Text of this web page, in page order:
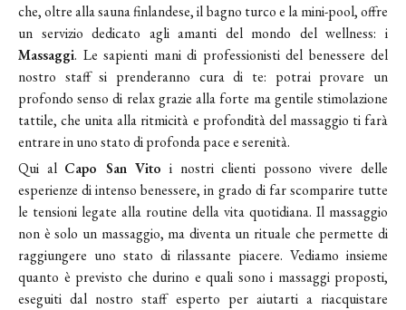
che, oltre alla sauna finlandese, il bagno turco e la mini-pool, offre
un servizio dedicato agli amanti del mondo del wellness: i
Massaggi. Le sapienti mani di professionisti del benessere del
nostro staff si prenderanno cura di te: potrai provare un
profondo senso di relax grazie alla forte ma gentile stimolazione
tattile, che unita alla ritmicità e profondità del massaggio ti farà
entrare in uno stato di profonda pace e serenità.
Qui al Capo San Vito i nostri clienti possono vivere delle
esperienze di intenso benessere, in grado di far scomparire tutte
le tensioni legate alla routine della vita quotidiana. Il massaggio
non è solo un massaggio, ma diventa un rituale che permette di
raggiungere uno stato di rilassante piacere. Vediamo insieme
quanto è previsto che durino e quali sono i massaggi proposti,
eseguiti dal nostro staff esperto per aiutarti a riacquistare